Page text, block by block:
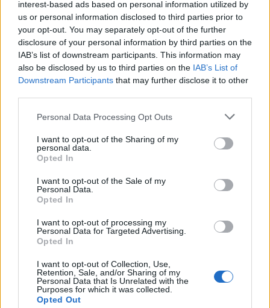
interest-based ads based on personal information utilized by
us or personal information disclosed to third parties prior to
your opt-out. You may separately opt-out of the further
disclosure of your personal information by third parties on the
IAB’s list of downstream participants. This information may
also be disclosed by us to third parties on the IAB’s List of
Downstream Participants that may further disclose it to other
Personal Data Processing Opt Outs
I want to opt-out of the Sharing of my
personal data.
Opted In
I want to opt-out of the Sale of my
Personal Data.
Opted In
I want to opt-out of processing my
Personal Data for Targeted Advertising.
Opted In
I want to opt-out of Collection, Use,
Retention, Sale, and/or Sharing of my
Personal Data that Is Unrelated with the
Purposes for which it was collected.
Opted Out
σελίδα1από1
1
Θέσεις εργασίας
Όλες οι Θέσεις Εργασίας